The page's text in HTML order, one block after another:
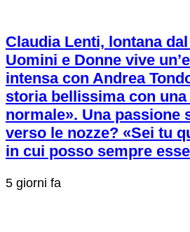
Claudia Lenti, lontana
Uomini e Donne vive
intensa con Andrea
storia bellissima con
normale». Una passione
verso le nozze? «Sei tu
in cui posso sempre
5 giorni fa